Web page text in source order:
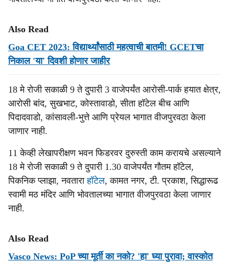
Also Read
Goa CET 2023: विद्यार्थ्यांसाठी महत्वाची बातमी! GCETचा
निकाल 'या' दिवशी होणार जाहीर
18 मे रोजी सकाळी 9 ते दुपारी 3 वाजेपर्यंत आरोसी-पार्क हयात क्षेत्र,
आरोसी बांद, सुखभाट, कोस्तावाडो, सीता हॉटेल बीच आणि
पिदादवाडो, कांसावली-भुत्ते आणि प्रेयल भागात वीजपुरवठा केला
जाणार नाही.
11 केव्ही लेखापरीक्षण भवन फिडरवर दुरुस्ती काम करायचे असल्याने
18 मे रोजी सकाळी 9 ते दुपारी 1.30 वाजेपर्यंत गौतम हॉटेल,
पिकनिक प्लाझा, नवताराहॉटेल, कामत नगर, टी. प्रकाश, सिद्धारूढ
स्वामी मठ मंदिर आणि भोवतालच्या भागात वीजपुरवठा केला जाणार
नाही.
Also Read
Vasco News: PoP च्या मूर्ती का नको? 'हा' घ्या पुरावा; वास्कोत